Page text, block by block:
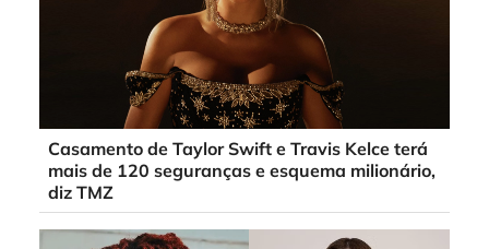
Casamento de Taylor Swift e Travis Kelce terá
mais de 120 seguranças e esquema milionário,
diz TMZ